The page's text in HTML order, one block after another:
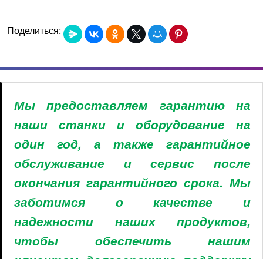
Поделиться:
Мы предоставляем гарантию на
наши станки и оборудование на
один год, а также гарантийное
обслуживание и сервис после
окончания гарантийного срока. Мы
заботимся о качестве и
надежности наших продуктов,
чтобы обеспечить нашим